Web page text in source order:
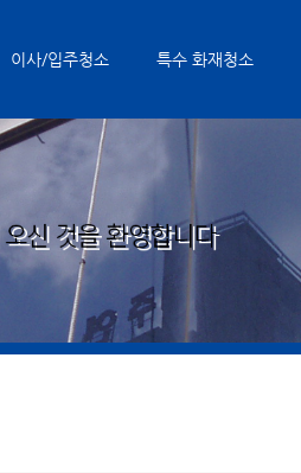
이사/입주청소 특수 화재청소